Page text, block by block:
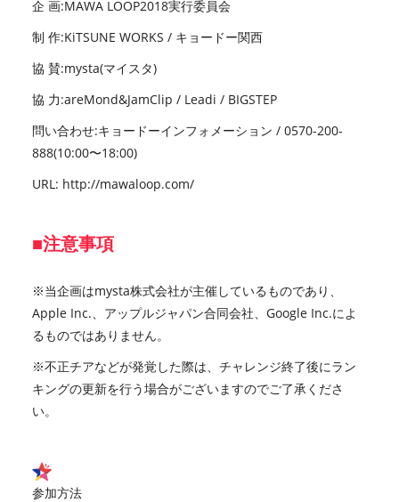
企 画:MAWA LOOP2018実行委員会
制 作:KiTSUNE WORKS / キョードー関西
協 賛:mysta(マイスタ)
協 力:areMond&JamClip / Leadi / BIGSTEP
問い合わせ:キョードーインフォメーション / 0570-200-
888(10:00〜18:00)
URL: http://mawaloop.com/
■注意事項
※当企画はmysta株式会社が主催しているものであり、
Apple Inc.、アップルジャパン合同会社、Google Inc.によ
るものではありません。
※不正チアなどが発覚した際は、チャレンジ終了後にラン
キングの更新を行う場合がございますのでご了承くださ
い。
参加方法